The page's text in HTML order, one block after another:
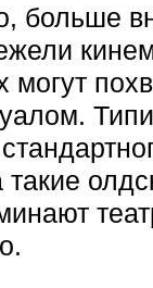
больше
могут